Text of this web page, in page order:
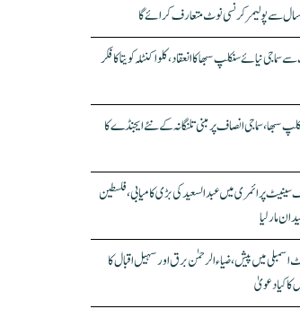
سال سے پولیمر کرنسی نوٹ متعارف کرائے گا
نیائے سنکلپ سبھا کا انعقاد، کلواکنٹلہ کویتا کا فکر
سبھا، سماجی انصاف پر مبنی تلنگانہ کے نئے ایجنڈے کا
پرائمری میں عبدالسعید کی بڑی کامیابی، فلسطین
مار لیا
میں پیش، ضیاء الرحمٰن برق اور سہیل اقبال کا
کیا دعویٰ